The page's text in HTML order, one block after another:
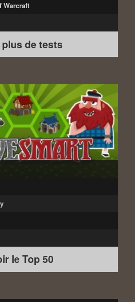
Warcraft
de tests
le Top 50